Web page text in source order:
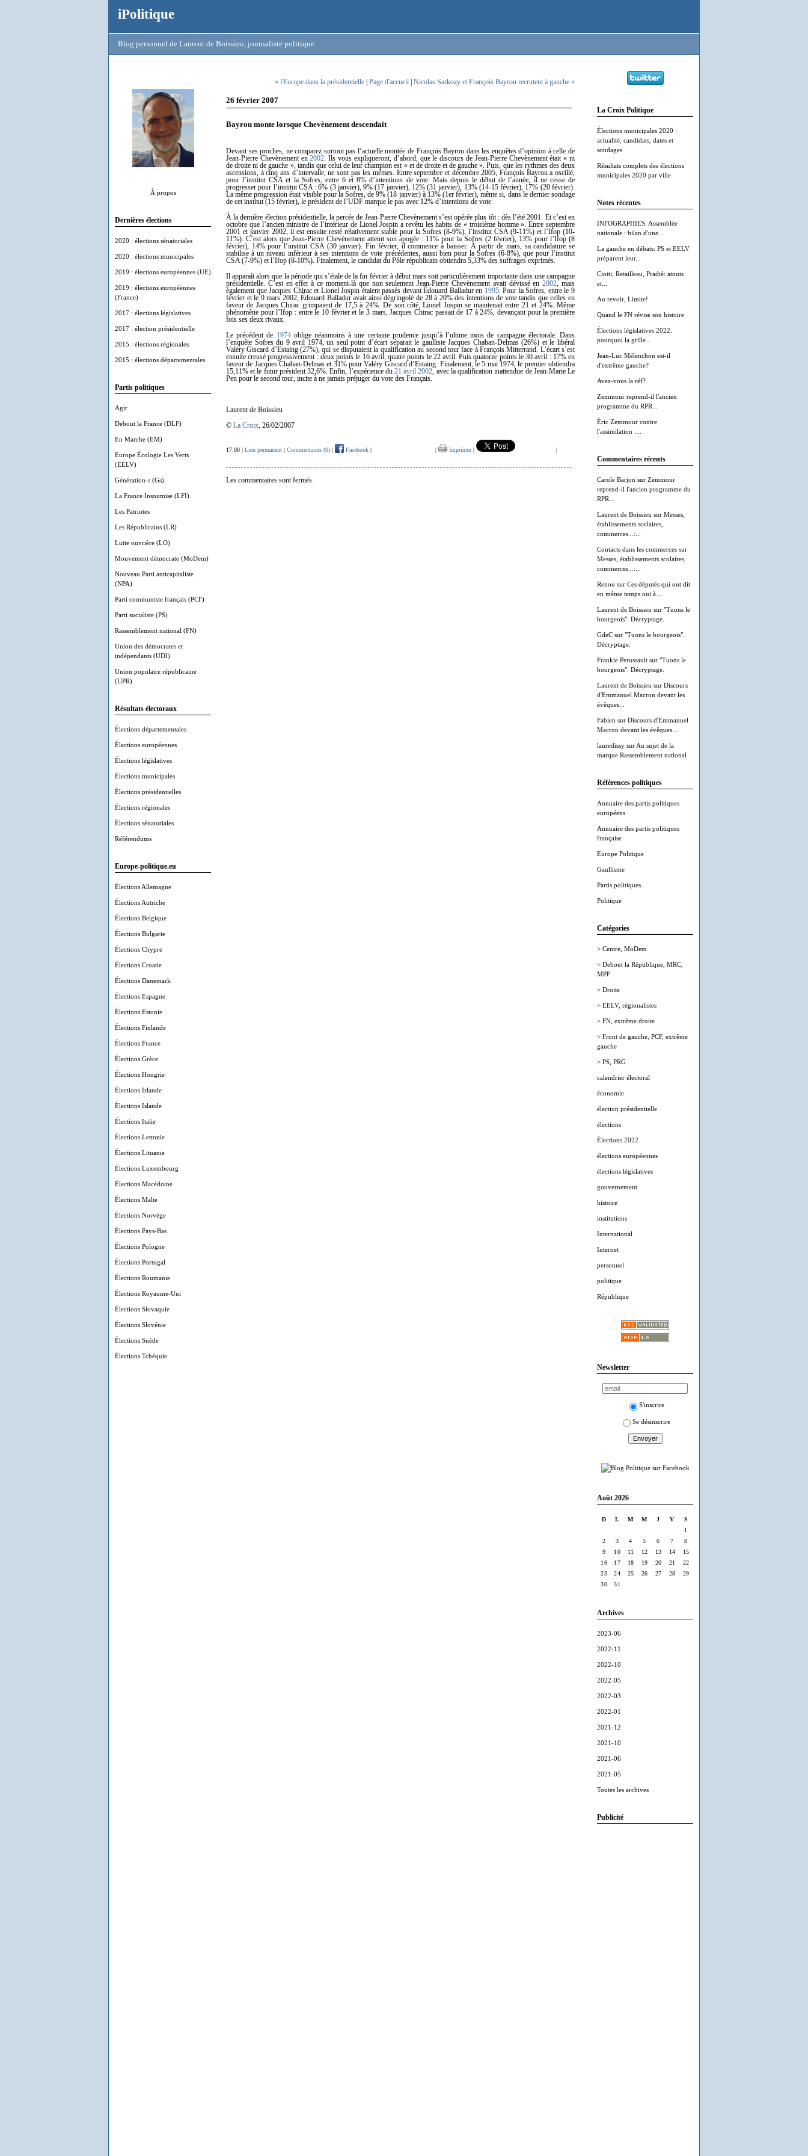
iPolitique
Blog personnel de Laurent de Boissieu, journaliste politique
À propos
Dernières élections
2020 : élections sénatoriales
2020 : élections municipales
2019 : élections européennes (UE)
2019 : élections européennes
(France)
2017 : élections législatives
2017 : élection présidentielle
2015 : élections régionales
2015 : élections départementales
Partis politiques
Agir
Debout la France (DLF)
En Marche (EM)
Europe Écologie Les Verts
(EELV)
Génération-s (Gs)
La France Insoumise (LFI)
Les Patriotes
Les Républicains (LR)
Lutte ouvrière (LO)
Mouvement démocrate (MoDem)
Nouveau Parti anticapitaliste
(NPA)
Parti communiste français (PCF)
Parti socialiste (PS)
Rassemblement national (FN)
Union des démocrates et
indépendants (UDI)
Union populaire républicaine
(UPR)
Résultats électoraux
Élections départementales
Élections européennes
Élections législatives
Élections municipales
Élections présidentielles
Élections régionales
Élections sénatoriales
Référendums
Europe-politique.eu
Élections Allemagne
Élections Autriche
Élections Belgique
Élections Bulgarie
Élections Chypre
Élections Croatie
Élections Danemark
Élections Espagne
Élections Estonie
Élections Finlande
Élections France
Élections Grèce
Élections Hongrie
Élections Irlande
Élections Islande
Élections Italie
Élections Lettonie
Élections Lituanie
Élections Luxembourg
Élections Macédoine
Élections Malte
Élections Norvège
Élections Pays-Bas
Élections Pologne
Élections Portugal
Élections Roumanie
Élections Royaume-Uni
Élections Slovaquie
Élections Slovénie
Élections Suède
Élections Tchéquie
La Croix Politique
Élections municipales 2020 :
actualité, candidats, dates et
sondages
Résultats complets des élections
municipales 2020 par ville
Notes récentes
INFOGRAPHIES. Assemblée
nationale : bilan d'une...
La gauche en débats: PS et EELV
préparent leur...
Ciotti, Retailleau, Pradié: atouts
et...
Au revoir, Limite!
Quand le FN révise son histoire
Élections législatives 2022:
pourquoi la grille...
Jean-Luc Mélenchon est-il
d'extrême gauche?
Avez-vous la réf?
Zemmour reprend-il l'ancien
programme du RPR...
Éric Zemmour contre
l'assimilation :...
Commentaires récents
Carole Barjon sur Zemmour
reprend-il l'ancien programme du
RPR...
Laurent de Boissieu sur Messes,
établissements scolaires,
commerces...:...
Contacts dans les commerces sur
Messes, établissements scolaires,
commerces...:...
Renou sur Ces députés qui ont dit
en même temps oui à...
Laurent de Boissieu sur "Tuons le
bourgeois". Décryptage.
GdeC sur "Tuons le bourgeois".
Décryptage.
Frankie Perussault sur "Tuons le
bourgeois". Décryptage.
Laurent de Boissieu sur Discours
d'Emmanuel Macron devant les
évêques...
Fabien sur Discours d'Emmanuel
Macron devant les évêques...
lauredissy sur Au sujet de la
marque Rassemblement national
Références politiques
Annuaire des partis politiques
européens
Annuaire des partis politiques
française
Europe Politique
Gaullisme
Partis politiques
Politique
Catégories
> Centre, MoDem
> Debout la République, MRC,
MPF
> Droite
> EELV, régionalistes
> FN, extrême droite
> Front de gauche, PCF, extrême
gauche
> PS, PRG
calendrier électoral
économie
élection présidentielle
élections
Élections 2022
élections européennes
élections législatives
gouvernement
histoire
institutions
International
Internet
personnel
politique
République
Newsletter
S'inscrire
Se désinscrire
Août 2026
D L M M J V
S
1
2
3 4 5 6 7
8
9
10 11 12 13 14
15
16
17 18 19 20 21
22
23
24 25 26 27 28
29
30
31
Archives
2023-06
2022-11
2022-10
2022-05
2022-03
2022-01
2021-12
2021-10
2021-06
2021-05
Toutes les archives
Publicité
« l'Europe dans la présidentielle Page d'accueil Nicolas Sarkozy et François Bayrou recrutent à gauche »
26 février 2007
Bayrou monte lorsque Chevènement descendait
Devant ses proches, ne comparez surtout pas l’actuelle montée de François Bayrou dans les enquêtes d’opinion à celle de
Jean-Pierre Chevènement en2002 . Ils vous expliqueront, d’abord, que le discours de Jean-Pierre Chevènement était « ni
de droite ni de gauche », tandis que celui de leur champion est « et de droite et de gauche ». Puis, que les rythmes des deux
ascensions, à cinq ans d’intervalle, ne sont pas les mêmes. Entre septembre et décembre 2005, François Bayrou a oscillé,
pour l’institut CSA et la Sofres, entre 6 et 8% d’intentions de vote. Mais depuis le début de l’année, il ne cesse de
progresser pour l’institut CSA : 6% (3 janvier), 9% (17 janvier), 12% (31 janvier), 13% (14-15 février), 17% (20 février).
La même progression était visible pour la Sofres, de 9% (18 janvier) à 13% (1er février), même si, dans le dernier sondage
de cet institut (15 février), le président de l’UDF marque le pas avec 12% d’intentions de vote.
À la dernière élection présidentielle, la percée de Jean-Pierre Chevènement s’est opérée plus tôt : dès l’été 2001. Et c’est en
octobre que l’ancien ministre de l’intérieur de Lionel Jospin a revêtu les habits de « troisième homme ». Entre septembre
2001 et janvier 2002, il est ensuite resté relativement stable pour la Sofres (8-9%), l’institut CSA (9-11%) et l’Ifop (10-
11%). C’est alors que Jean-Pierre Chevènement atteint son apogée : 11% pour la Sofres (2 février), 13% pour l’Ifop (8
février), 14% pour l’institut CSA (30 janvier). Fin février, il commence à baisser. À partir de mars, sa candidature se
stabilise à un niveau inférieur à ses intentions de vote précédentes, aussi bien pour la Sofres (6-8%), que pour l’institut
CSA (7-9%) et l’Ifop (8-10%). Finalement, le candidat du Pôle républicain obtiendra 5,33% des suffrages exprimés.
Il apparaît alors que la période qui s’étale de la fin février à début mars soit particulièrement importante dans une campagne
présidentielle. C’est en effet à ce moment-là que non seulement Jean-Pierre Chevènement avait dévissé en2002 , mais
également que Jacques Chirac et Lionel Jospin étaient passés devant Édouard Balladur en 1995. Pour la Sofres, entre le 9
février et le 9 mars 2002, Édouard Balladur avait ainsi dégringolé de 28 à 20% des intentions de vote tandis que celles en
faveur de Jacques Chirac grimpaient de 17,5 à 24%. De son côté, Lionel Jospin se maintenait entre 21 et 24%. Même
phénomène pour l’Ifop : entre le 10 février et le 3 mars, Jacques Chirac passait de 17 à 24%, devançant pour la première
fois ses deux rivaux.
Le précédent de 1974oblige néanmoins à une certaine prudence jusqu’à l’ultime mois de campagne électorale. Dans
l’enquête Sofres du 9 avril 1974, un seul point d’écart séparait le gaulliste Jacques Chaban-Delmas (26%) et le libéral
Valéry Giscard d’Estaing (27%), qui se disputaient la qualification au second tour face à François Mitterrand. L’écart s’est
ensuite creusé progressivement : deux points le 16 avril, quatre points le 22 avril. Puis quatorze points le 30 avril : 17% en
faveur de Jacques Chaban-Delmas et 31% pour Valéry Giscard d’Estaing. Finalement, le 5 mai 1974, le premier obtiendra
15,11% et le futur président 32,6%. Enfin, l’expérience du 21 avril 2002 , avec la qualification inattendue de Jean-Marie Le
Pen pour le second tour, incite à ne jamais préjuger du vote des Français.
Laurent de Boissieu
© La Croix , 26/02/2007
17:00 | Lien permanent | Commentaires (0) | Facebook | | Imprimer| |
Les commentaires sont fermés.